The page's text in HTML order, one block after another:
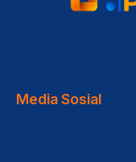
Media Sosial